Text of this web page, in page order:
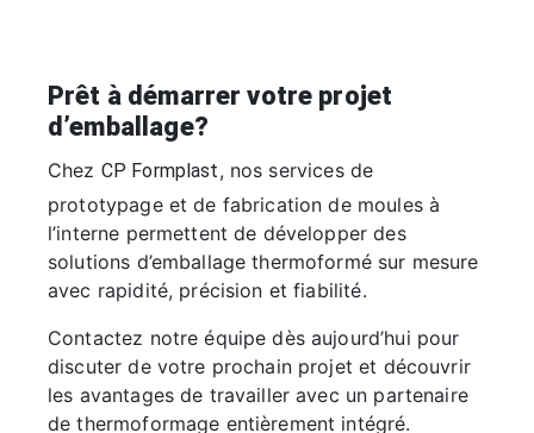
Prêt à démarrer votre projet
d’emballage?
Chez CP Formplast, nos services de
prototypage et de fabrication de moules à
l’interne permettent de développer des
solutions d’emballage thermoformé sur mesure
avec rapidité, précision et fiabilité.
Contactez notre équipe dès aujourd’hui pour
discuter de votre prochain projet et découvrir
les avantages de travailler avec un partenaire
de thermoformage entièrement intégré.